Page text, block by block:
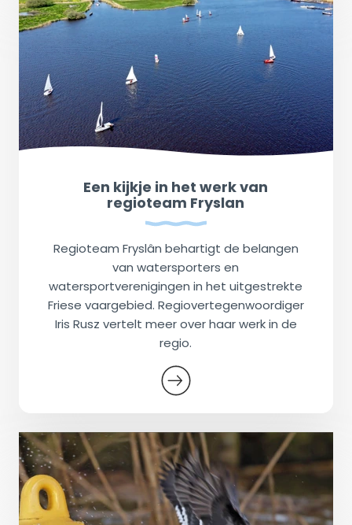
Een kijkje in het werk van
regioteam Fryslan
Regioteam Fryslân behartigt de belangen
van watersporters en
watersportverenigingen in het uitgestrekte
Friese vaargebied. Regiovertegenwoordiger
Iris Rusz vertelt meer over haar werk in de
regio.